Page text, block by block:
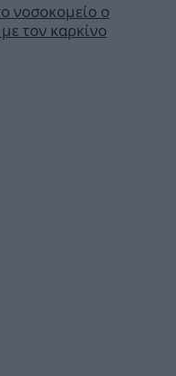
νοσοκομείο ο
τον καρκίνο